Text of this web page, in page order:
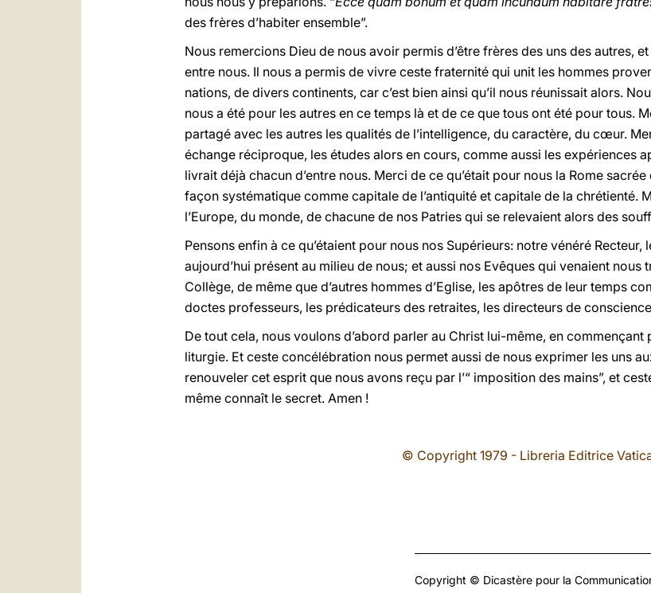
des frères d’habiter ensemble”.
Nous remercions Dieu de nous avoir permis d’être frères des uns des autres,
entre nous. Il nous a permis de vivre ceste fraternité qui unit les hommes
nations, de divers continents, car c’est bien ainsi qu’il nous réunissait alors.
nous a été pour les autres en ce temps là et de ce que tous ont été pour tous.
partagé avec les autres les qualités de l’intelligence, du caractère, du cœur.
échange réciproque, les études alors en cours, comme aussi les expériences
livrait déjà chacun d’entre nous. Merci de ce qu’était pour nous la Rome
façon systématique comme capitale de l’antiquité et capitale de la chrétienté.
l’Europe, du monde, de chacune de nos Patries qui se relevaient alors des
Pensons enfin à ce qu’étaient pour nous nos Supérieurs: notre vénéré
aujourd’hui présent au milieu de nous; et aussi nos Evêques qui venaient
Collège, de même que d’autres hommes d’Eglise, les apôtres de leur temps
doctes professeurs, les prédicateurs des retraites, les directeurs de
De tout cela, nous voulons d’abord parler au Christ lui-même, en
liturgie. Et ceste concélébration nous permet aussi de nous exprimer les uns
renouveler cet esprit que nous avons reçu par l’“ imposition des mains”, et
même connaît le secret. Amen !
© Copyright 1979 - Libreria Editrice
Copyright © Dicastère pour la